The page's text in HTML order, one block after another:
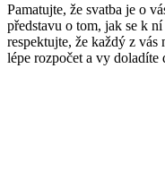
Pamatujte, že svatba je o
představu o tom, jak se k
respektujte, že každý z vás
lépe rozpočet a vy doladíte